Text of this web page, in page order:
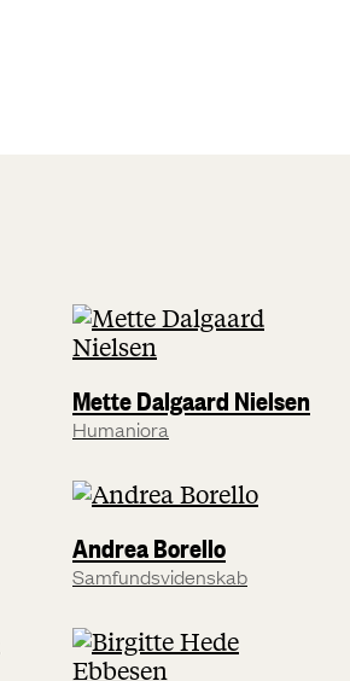
Mette Dalgaard Nielsen
Humaniora
Andrea Borello
Samfundsvidenskab